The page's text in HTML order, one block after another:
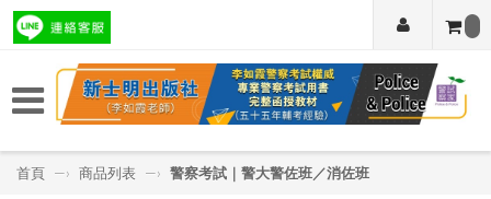
首頁 —› 商品列表 —› 警察考試｜警大警佐班／消佐班